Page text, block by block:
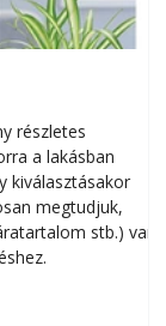
részletes
a lakásban
kiválasztásakor
megtudjuk,
stb.) van